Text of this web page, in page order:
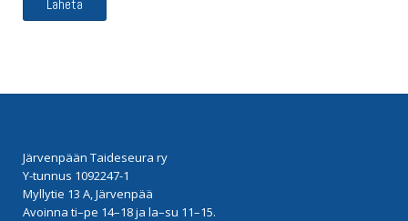
Järvenpään Taideseura ry
Y-tunnus 1092247-1
Myllytie 13 A, Järvenpää
Avoinna ti–pe 14–18 ja la–su 11–15.